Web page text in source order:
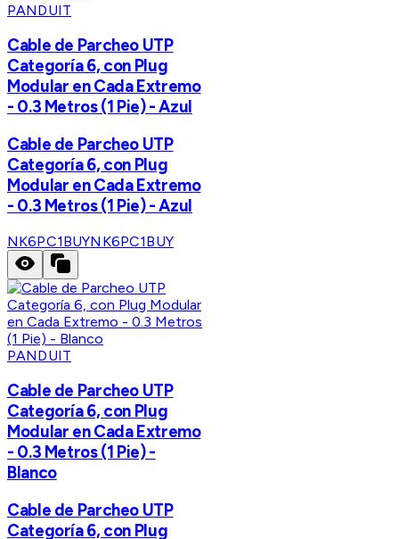
PANDUIT
Cable de Parcheo UTP
Categoría 6, con Plug
Modular en Cada Extremo
- 0.3 Metros (1 Pie) - Azul
Cable de Parcheo UTP
Categoría 6, con Plug
Modular en Cada Extremo
- 0.3 Metros (1 Pie) - Azul
NK6PC1BUYNK6PC1BUY
PANDUIT
Cable de Parcheo UTP
Categoría 6, con Plug
Modular en Cada Extremo
- 0.3 Metros (1 Pie) -
Blanco
Cable de Parcheo UTP
Categoría 6, con Plug